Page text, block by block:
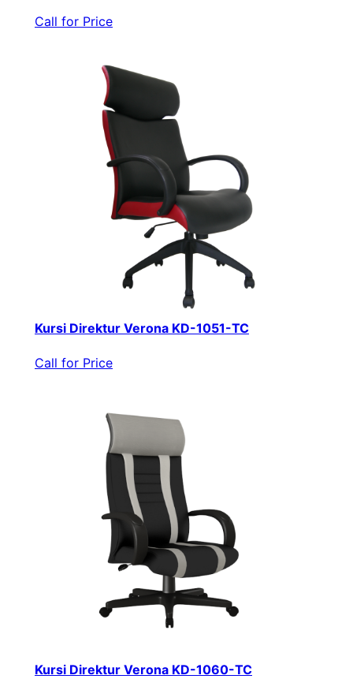
Call for Price
Kursi Direktur Verona KD-1051-TC
Call for Price
Kursi Direktur Verona KD-1060-TC